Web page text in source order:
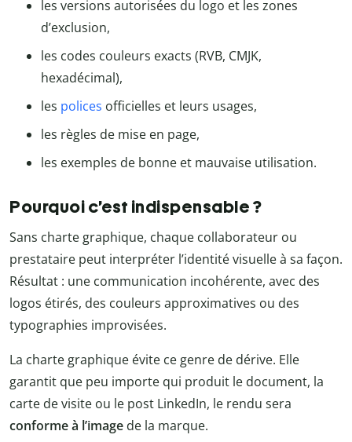
les versions autorisées du logo et les zones
d’exclusion,
les codes couleurs exacts (RVB, CMJK,
hexadécimal),
les polices officielles et leurs usages,
les règles de mise en page,
les exemples de bonne et mauvaise utilisation.
Pourquoi c’est indispensable ?
Sans charte graphique, chaque collaborateur ou
prestataire peut interpréter l’identité visuelle à sa façon.
Résultat : une communication incohérente, avec des
logos étirés, des couleurs approximatives ou des
typographies improvisées.
La charte graphique évite ce genre de dérive. Elle
garantit que peu importe qui produit le document, la
carte de visite ou le post LinkedIn, le rendu sera
conforme à l’image de la marque.